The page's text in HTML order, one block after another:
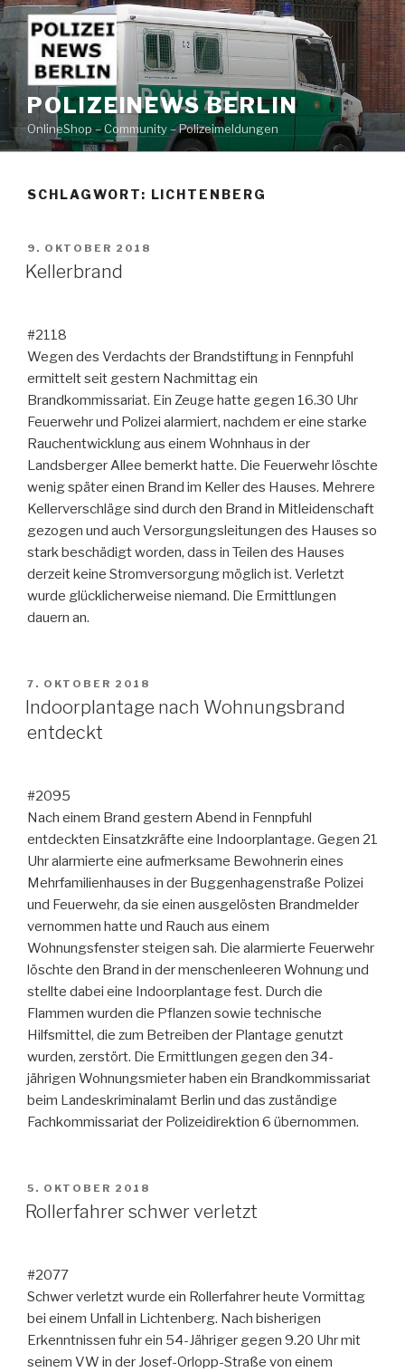
Zum
Inhalt
springen
POLIZEINEWS BERLIN
OnlineShop – Community – Polizeimeldungen
SCHLAGWORT: LICHTENBERG
VERÖFFENTLICHT
AM
9. OKTOBER 2018
Kellerbrand
#2118
Wegen des Verdachts der Brandstiftung in Fennpfuhl
ermittelt seit gestern Nachmittag ein
Brandkommissariat. Ein Zeuge hatte gegen 16.30 Uhr
Feuerwehr und Polizei alarmiert, nachdem er eine starke
Rauchentwicklung aus einem Wohnhaus in der
Landsberger Allee bemerkt hatte. Die Feuerwehr löschte
wenig später einen Brand im Keller des Hauses. Mehrere
Kellerverschläge sind durch den Brand in Mitleidenschaft
gezogen und auch Versorgungsleitungen des Hauses so
stark beschädigt worden, dass in Teilen des Hauses
derzeit keine Stromversorgung möglich ist. Verletzt
wurde glücklicherweise niemand. Die Ermittlungen
dauern an.
VERÖFFENTLICHT
AM
7. OKTOBER 2018
Indoorplantage nach Wohnungsbrand
entdeckt
#2095
Nach einem Brand gestern Abend in Fennpfuhl
entdeckten Einsatzkräfte eine Indoorplantage. Gegen 21
Uhr alarmierte eine aufmerksame Bewohnerin eines
Mehrfamilienhauses in der Buggenhagenstraße Polizei
und Feuerwehr, da sie einen ausgelösten Brandmelder
vernommen hatte und Rauch aus einem
Wohnungsfenster steigen sah. Die alarmierte Feuerwehr
löschte den Brand in der menschenleeren Wohnung und
stellte dabei eine Indoorplantage fest. Durch die
Flammen wurden die Pflanzen sowie technische
Hilfsmittel, die zum Betreiben der Plantage genutzt
wurden, zerstört. Die Ermittlungen gegen den 34-
jährigen Wohnungsmieter haben ein Brandkommissariat
beim Landeskriminalamt Berlin und das zuständige
Fachkommissariat der Polizeidirektion 6 übernommen.
VERÖFFENTLICHT
AM
5. OKTOBER 2018
Rollerfahrer schwer verletzt
#2077
Schwer verletzt wurde ein Rollerfahrer heute Vormittag
bei einem Unfall in Lichtenberg. Nach bisherigen
Erkenntnissen fuhr ein 54-Jähriger gegen 9.20 Uhr mit
seinem VW in der Josef-Orlopp-Straße von einem